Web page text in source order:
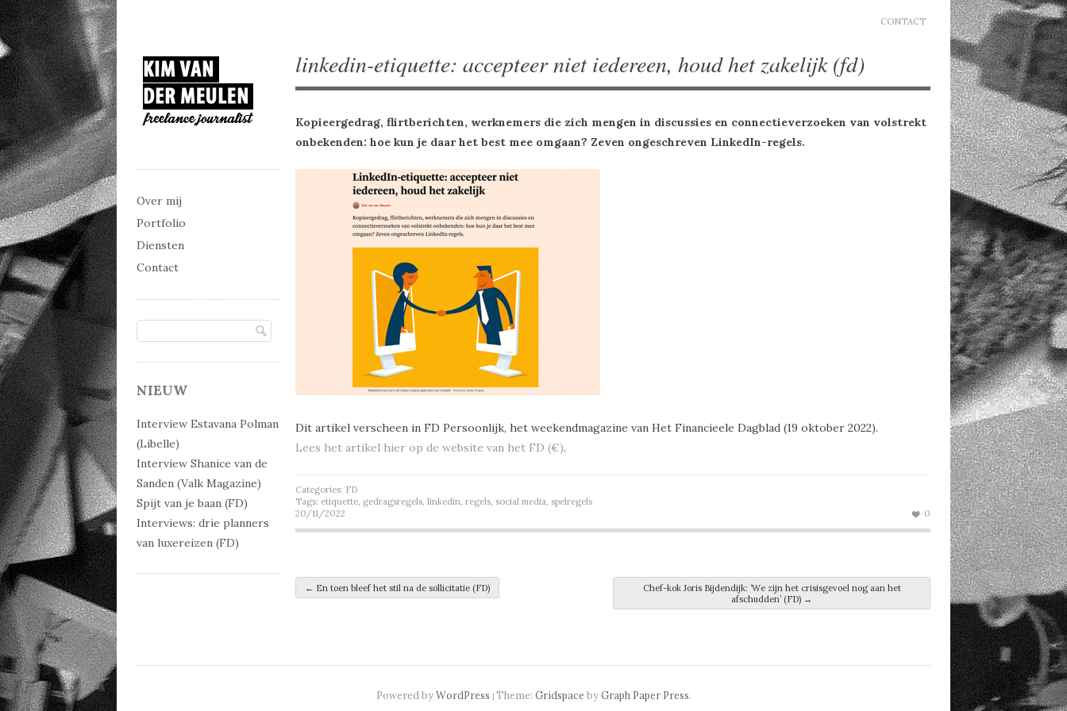
CONTACT
Main menu
Skip to content
Over mij
Portfolio
Diensten
Contact
linkedin-etiquette: accepteer niet iedereen, houd het zakelijk (fd)
Kopieergedrag, flirtberichten, werknemers die zich mengen in discussies en connectieverzoeken van volstrekt
onbekenden: hoe kun je daar het best mee omgaan? Zeven ongeschreven LinkedIn-regels.
Dit artikel verscheen in FD Persoonlijk, het weekendmagazine van Het Financieele Dagblad (19 oktober 2022).
Lees het artikel hier op de website van het FD (€).
Categories: FD
Tags: etiquette, gedragsregels, linkedin, regels, social media, spelregels
20/11/2022
0
Post navigation
← En toen bleef het stil na de sollicitatie (FD)
Chef-kok Joris Bijdendijk: ‘We zijn het crisisgevoel nog aan het
afschudden’ (FD) →
NIEUW
Interview Estavana Polman
(Libelle)
Interview Shanice van de
Sanden (Valk Magazine)
Spijt van je baan (FD)
Interviews: drie planners
van luxereizen (FD)
Powered byWordPress | Theme: GridspacebyGraph Paper Press.